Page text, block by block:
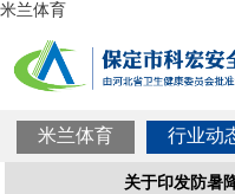
米兰体育
米兰体育 行业动
关于印发防暑